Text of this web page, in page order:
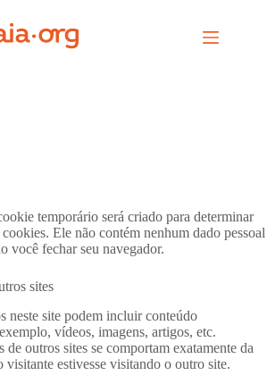
temporário será criado para determinar
Ele não contém nenhum dado pessoal
você fechar seu navegador.
sites
neste site podem incluir conteúdo
vídeos, imagens, artigos, etc.
outros sites se comportam exatamente da
visitante estivesse visitando o outro site.